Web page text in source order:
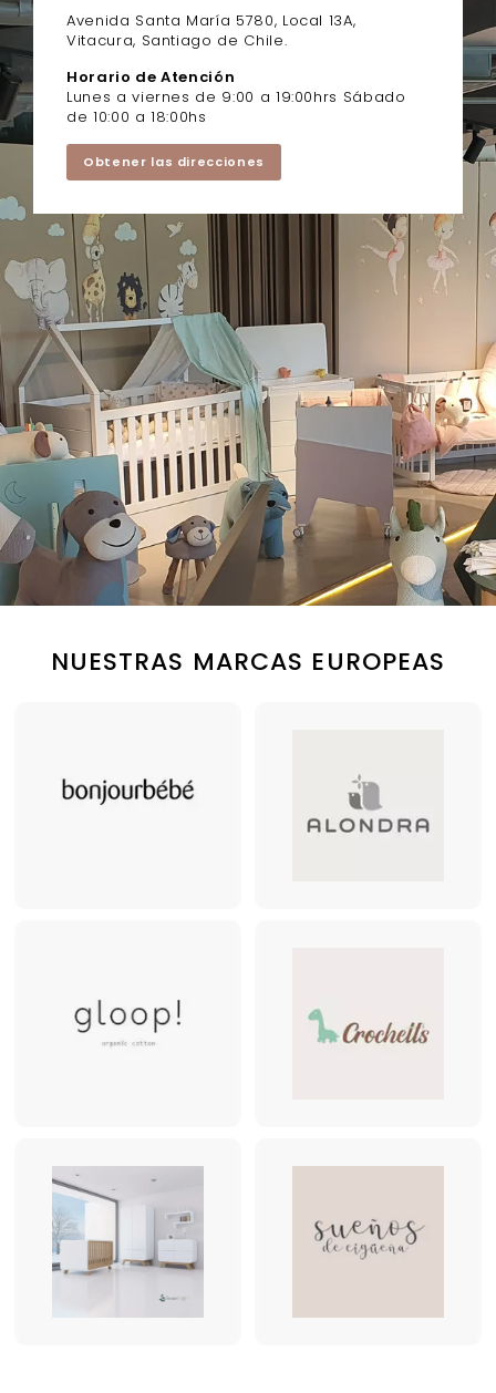
Avenida Santa María 5780, Local 13A,
Vitacura, Santiago de Chile.
Horario de Atención
Lunes a viernes de 9:00 a 19:00hrs Sábado
de 10:00 a 18:00hs
Obtener las direcciones
NUESTRAS MARCAS EUROPEAS